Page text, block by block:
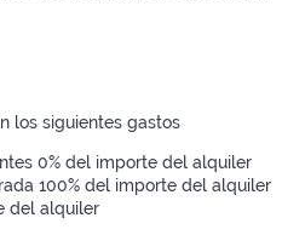
los siguientes gastos
0% del importe del alquiler
100% del importe del alquiler
del alquiler